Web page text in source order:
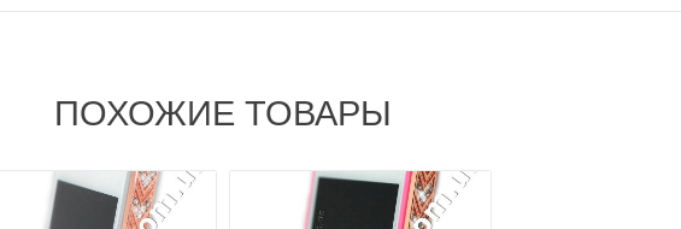
ПОХОЖИЕ ТОВАРЫ